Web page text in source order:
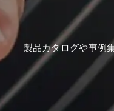
製品カタログや事例